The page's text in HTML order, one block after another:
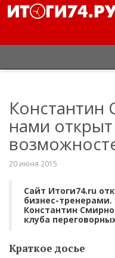
нами
20 июня 2015
Сайт Итоги74.ru
бизнес-
Константин
клуба
Краткое досье